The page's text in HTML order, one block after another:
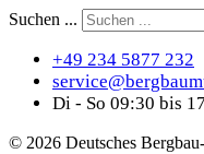
Suchen ...
+49 234 5877 232
Di - So 09:30 bis
© 2026 Deutsches